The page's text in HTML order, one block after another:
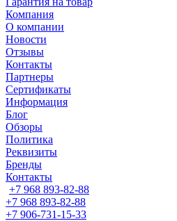
Компания
О компании
Новости
Отзывы
Контакты
Партнеры
Сертификаты
Информация
Блог
Обзоры
Политика
Реквизиты
Бренды
Контакты
+7 968 893-82-88
+7 968 893-82-88
+7 906-731-15-33